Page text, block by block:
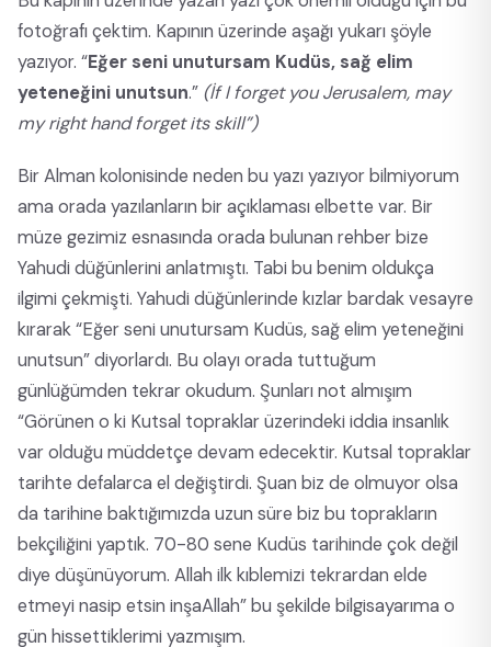
fotoğrafı çektim. Kapının üzerinde aşağı yukarı şöyle
yazıyor. “Eğer seni unutursam Kudüs, sağ elim
yeteneğini unutsun.” (İf I forget you Jerusalem, may
my right hand forget its skill”)
Bir Alman kolonisinde neden bu yazı yazıyor bilmiyorum
ama orada yazılanların bir açıklaması elbette var. Bir
müze gezimiz esnasında orada bulunan rehber bize
Yahudi düğünlerini anlatmıştı. Tabi bu benim oldukça
ilgimi çekmişti. Yahudi düğünlerinde kızlar bardak vesayre
kırarak “Eğer seni unutursam Kudüs, sağ elim yeteneğini
unutsun” diyorlardı. Bu olayı orada tuttuğum
günlüğümden tekrar okudum. Şunları not almışım
“Görünen o ki Kutsal topraklar üzerindeki iddia insanlık
var olduğu müddetçe devam edecektir. Kutsal topraklar
tarihte defalarca el değiştirdi. Şuan biz de olmuyor olsa
da tarihine baktığımızda uzun süre biz bu toprakların
bekçiliğini yaptık. 70-80 sene Kudüs tarihinde çok değil
diye düşünüyorum. Allah ilk kıblemizi tekrardan elde
etmeyi nasip etsin inşaAllah” bu şekilde bilgisayarıma o
gün hissettiklerimi yazmışım.